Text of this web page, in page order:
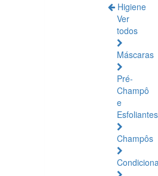
Higiene
Ver
todos
Máscaras
Pré-
Champô
e
Esfoliantes
Champôs